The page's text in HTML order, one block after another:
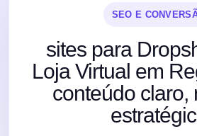
SEO E
sites para
Loja Virtual em
conteúdo claro,